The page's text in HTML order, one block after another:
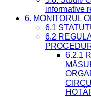
informative
6. MONITORUL
6.1
6.2
6.2.1